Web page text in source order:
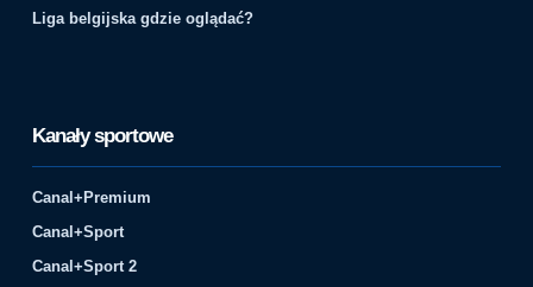
Liga belgijska gdzie oglądać?
Kanały sportowe
Canal+Premium
Canal+Sport
Canal+Sport 2